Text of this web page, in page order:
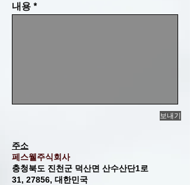
주소
페스웰주식회사
충청북도 진천군 덕산면 산수산단1로
31, 27856, 대한민국
내용
보내기